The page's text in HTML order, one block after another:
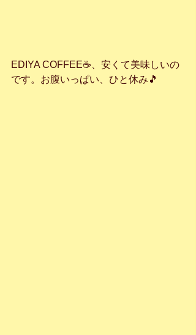
EDIYA COFFEE☕️、安くて美味しいの
です。お腹いっぱい、ひと休み🎵